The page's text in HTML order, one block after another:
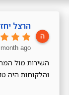
הרצל
ago
השירות מול
והלקוחות היה